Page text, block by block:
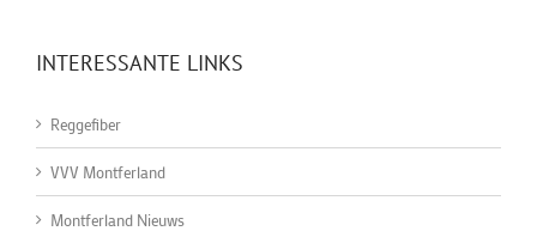
INTERESSANTE LINKS
Reggefiber
VVV Montferland
Montferland Nieuws